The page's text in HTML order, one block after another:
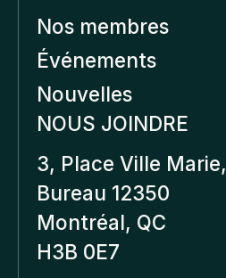
Nos membres
Événements
Nouvelles
NOUS JOINDRE
3, Place Ville Marie,
Bureau 12350
Montréal, QC
H3B 0E7